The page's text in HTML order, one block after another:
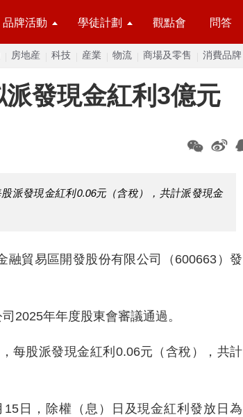
品牌活動 學徒計劃 觀點會 問答
房地産 科技 産業 物流 商場及零售 消費品牌
發現金紅利3億元
派發現金紅利0.06元（含稅），共計派發現金
融貿易區開發股份有限公司（600663）發
2025年年度股東會審議通過。
每股派發現金紅利0.06元（含稅），共計
日，除權（息）日及現金紅利發放日為